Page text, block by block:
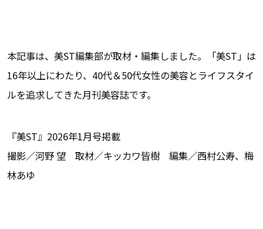
本記事は、美ST編集部が取材・編集しました。「美ST」は
16年以上にわたり、40代＆50代女性の美容とライフスタイ
ルを追求してきた月刊美容誌です。
『美ST』2026年1月号掲載
撮影／河野 望 取材／キッカワ皆樹 編集／西村公寿、梅
林あゆ